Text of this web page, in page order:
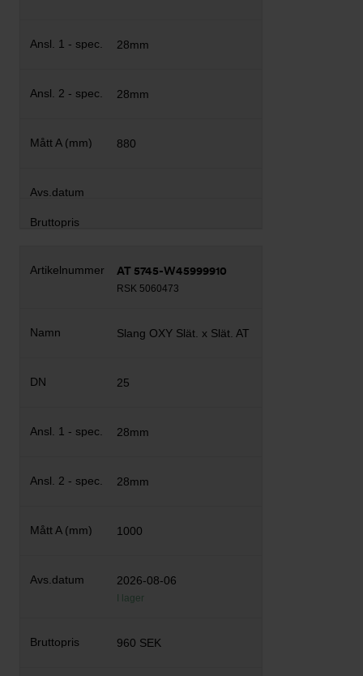
28mm
28mm
880
AT 5745-W45999910
RSK 5060473
Slang OXY Slät. x Slät. AT
25
28mm
28mm
1000
2026-08-06
I lager
960 SEK